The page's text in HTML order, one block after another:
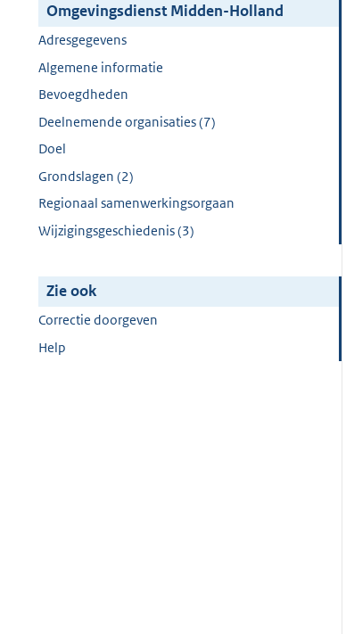
Omgevingsdienst Midden-Holland
Adresgegevens
Algemene informatie
Bevoegdheden
Deelnemende organisaties (7)
Doel
Grondslagen (2)
Regionaal samenwerkingsorgaan
Wijzigingsgeschiedenis (3)
Zie ook
Correctie doorgeven
Help